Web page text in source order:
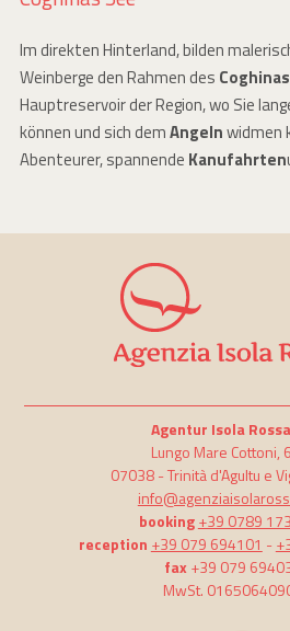
Im direkten Hinterland, bilden
Weinberge den Rahmen des
Hauptreservoir der Region, wo Sie
können und sich demAngelnwidmen
Abenteurer, spannende Kanufahrten
Agentur Isola
Lungo Mare Cottoni,
07038 -Trinità d'Agultu e
booking +39 0789
reception +39 079 694101 -
fax+39 079
MwSt.